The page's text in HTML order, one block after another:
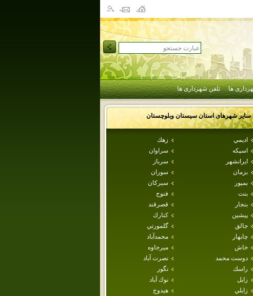
ها تلفن شهرداری ها
سایر شهرهای استانسيستان وبلوچستان
اديمي
زهك
اسپكه
سراوان
ايرانشهر
سرباز
بزمان
سوران
بمپور
سيركان
بنت
فنوج
بنجار
قصرقند
پيشين
كنارك
جالق
گلمورتي
چابهار
محمدآباد
خاش
ميرجاوه
دوست محمد
نصرت آباد
راسك
نگور
زابل
نوك آباد
زابلي
هيدوج